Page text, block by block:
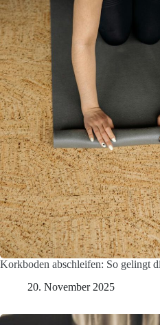
Korkboden abschleifen: So gelingt
20. November 2025